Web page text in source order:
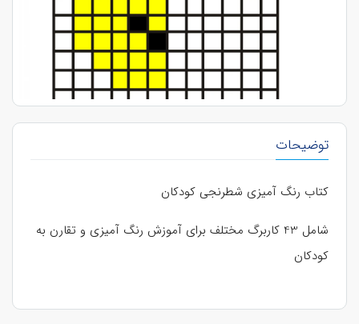
توضیحات
کتاب رنگ آمیزی شطرنجی کودکان
شامل 43 کاربرگ مختلف برای آموزش رنگ آمیزی و تقارن به
کودکان